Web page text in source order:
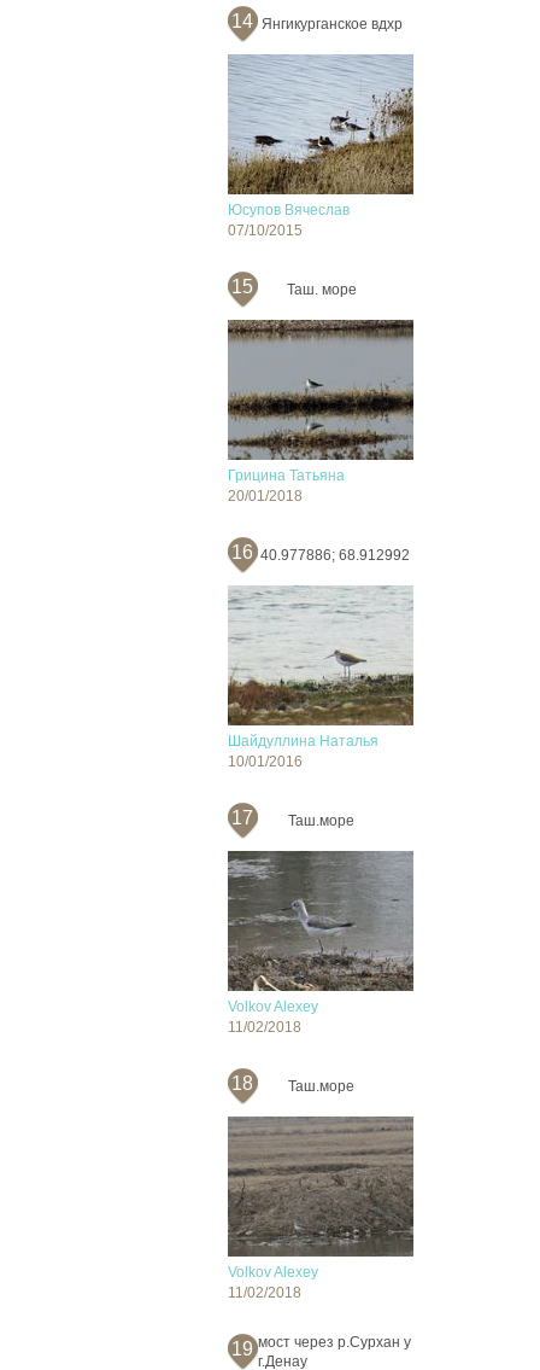
14 Янгикурганское вдхр
Юсупов Вячеслав
07/10/2015
15 Таш. море
Грицина Татьяна
20/01/2018
16 40.977886; 68.912992
Шайдуллина Наталья
10/01/2016
17 Таш.море
Volkov Alexey
11/02/2018
18 Таш.море
Volkov Alexey
11/02/2018
19 мост через р.Сурхан у
г.Денау